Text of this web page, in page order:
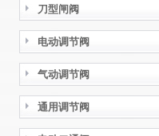
刀型闸阀
电动调节阀
气动调节阀
通用调节阀